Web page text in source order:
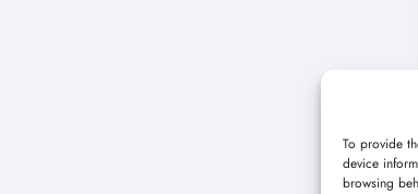
To provide
device
browsing